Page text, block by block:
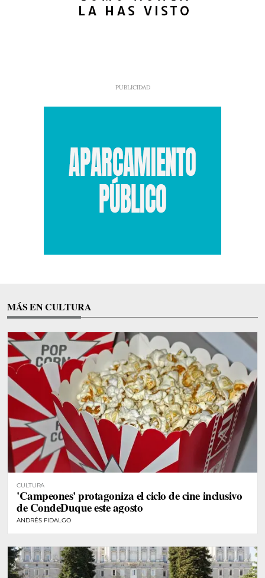
MÁS EN CULTURA
CULTURA
'Campeones' protagoniza el ciclo de cine inclusivo
de CondeDuque este agosto
ANDRÉS FIDALGO